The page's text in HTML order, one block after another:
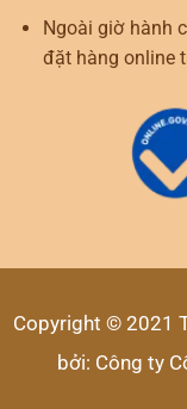
Ngoài giờ hành
đặt hàng online
Copyright © 2021
bởi: Công ty